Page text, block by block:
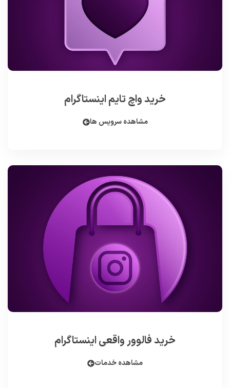
خرید واچ تایم اینستاگرام
مشاهده سرویس ها
خرید فالوور واقعی اینستاگرام
مشاهده خدمات